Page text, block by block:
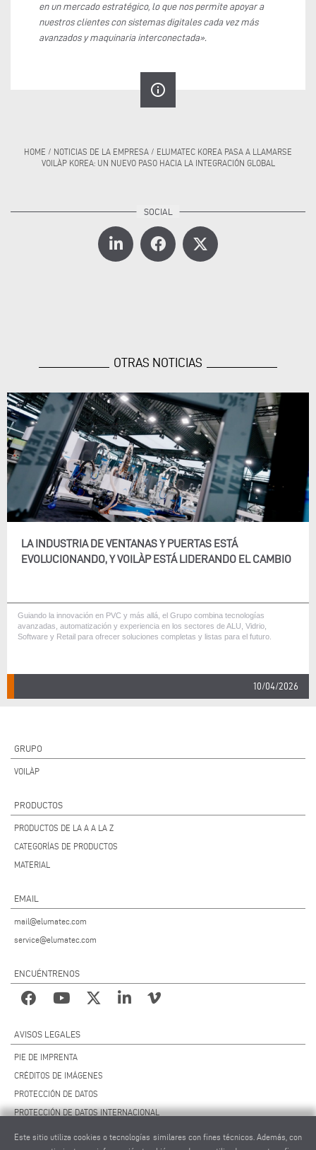
en un mercado estratégico, lo que nos permite apoyar a
nuestros clientes con sistemas digitales cada vez más
avanzados y maquinaria interconectada».
info_outline
HOME / NOTICIAS DE LA EMPRESA / ELUMATEC KOREA PASA A LLAMARSE
VOILÀP KOREA: UN NUEVO PASO HACIA LA INTEGRACIÓN GLOBAL
OTRAS NOTICIAS
LA INDUSTRIA DE VENTANAS Y PUERTAS ESTÁ
EVOLUCIONANDO, Y VOILÀP ESTÁ LIDERANDO EL CAMBIO
Guiando la innovación en PVC y más allá, el Grupo combina tecnologías
avanzadas, automatización y experiencia en los sectores de ALU, Vidrio,
Software y Retail para ofrecer soluciones completas y listas para el futuro.
10/04/2026
GRUPO
VOILÀP
PRODUCTOS
PRODUCTOS DE LA A A LA Z
CATEGORÍAS DE PRODUCTOS
MATERIAL
EMAIL
mail@elumatec.com
service@elumatec.com
ENCUÉNTRENOS
AVISOS LEGALES
PIE DE IMPRENTA
CRÉDITOS DE IMÁGENES
PROTECCIÓN DE DATOS
PROTECCIÓN DE DATOS INTERNACIONAL
Este sitio utiliza cookies o tecnologías similares con fines técnicos. Además, con